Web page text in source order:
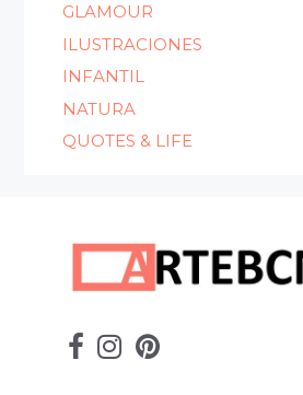
GLAMOUR
ILUSTRACIONES
INFANTIL
NATURA
QUOTES & LIFE